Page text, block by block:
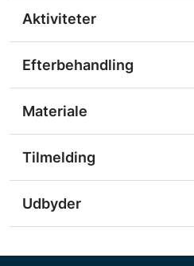
Aktiviteter
Efterbehandling
Materiale
Tilmelding
Udbyder